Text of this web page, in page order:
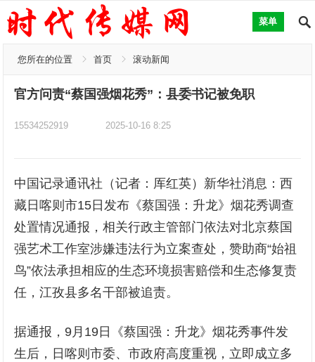
菜单
您所在的位置 首页 滚动新闻
官方问责“蔡国强烟花秀”：县委书记被免职
15534252919 2025-10-16 8:25
中国记录通讯社（记者：厍红英）新华社消息：西
藏日喀则市15日发布《蔡国强：升龙》烟花秀调查
处置情况通报，相关行政主管部门依法对北京蔡国
强艺术工作室涉嫌违法行为立案查处，赞助商“始祖
鸟”依法承担相应的生态环境损害赔偿和生态修复责
任，江孜县多名干部被追责。
据通报，9月19日《蔡国强：升龙》烟花秀事件发
生后，日喀则市委、市政府高度重视，立即成立多